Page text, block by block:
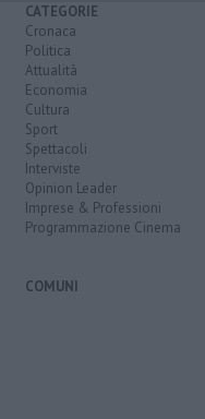
CATEGORIE
Cronaca
Politica
Attualità
Economia
Cultura
Sport
Spettacoli
Interviste
Opinion Leader
Imprese & Professioni
Programmazione Cinema
COMUNI